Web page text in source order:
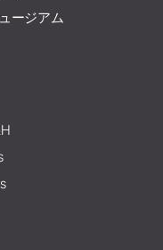
ージアム